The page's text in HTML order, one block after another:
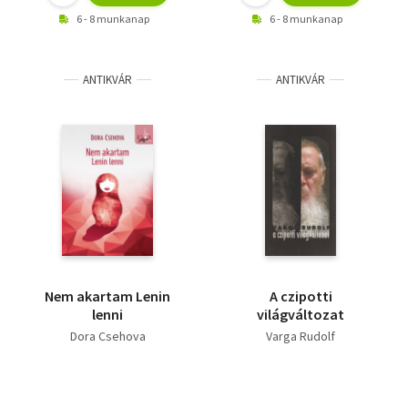
6 - 8 munkanap 6 - 8 munkanap
ANTIKVÁR
Nem akartam Lenin
lenni
Dora Csehova
ANTIKVÁR
A czipotti
világváltozat
Varga Rudolf